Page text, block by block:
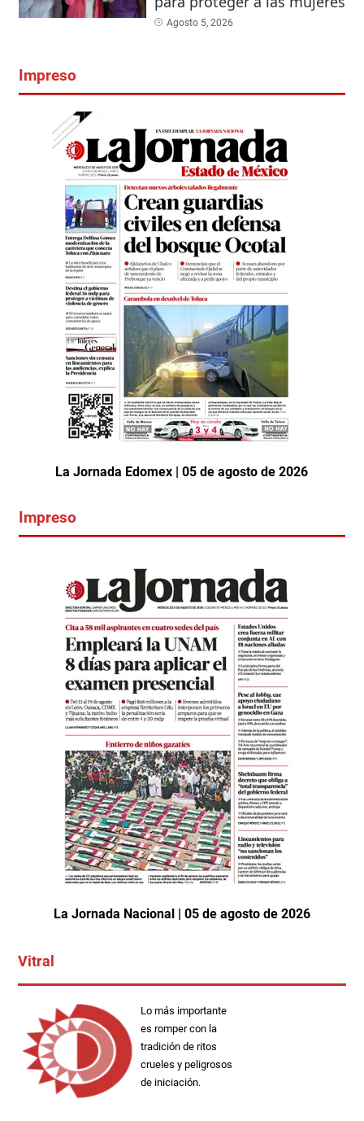
Agosto 5, 2026
Impreso
La Jornada Edomex | 05 de agosto de 2026
Impreso
La Jornada Nacional | 05 de agosto de 2026
Vitral
Lo más importante
es romper con la
tradición de ritos
crueles y peligrosos
de iniciación.